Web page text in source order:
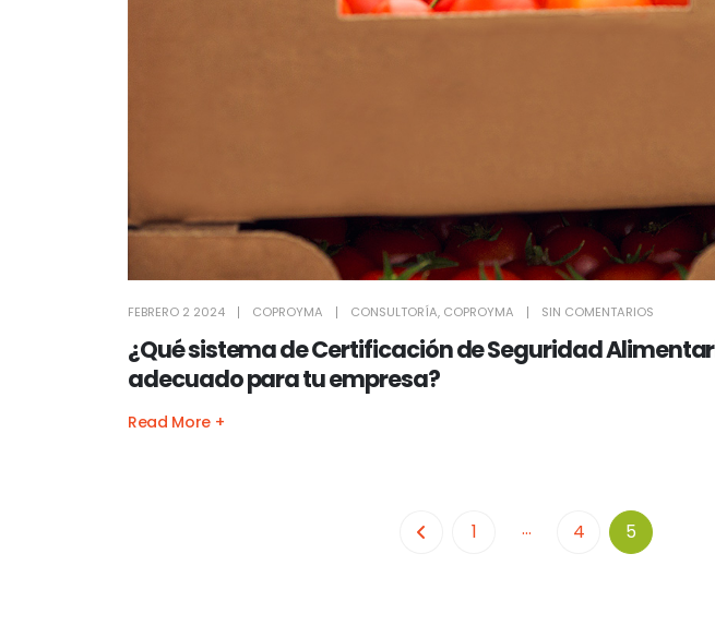
FEBRERO 2 2024 COPROYMA CONSULTORÍA, COPROYMA SIN COMENTARIOS
¿Qué sistema de Certificación de Seguridad
adecuado para tu empresa?
Read More +
1 … 4 5